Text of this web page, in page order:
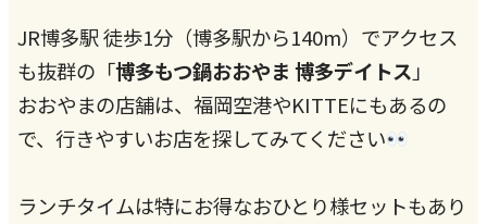
JR博多駅 徒歩1分（博多駅から140m）でアクセス
も抜群の「博多もつ鍋おおやま 博多デイトス 」
おおやまの店舗は、福岡空港やKITTEにもあるの
で、行きやすいお店を探してみてください
ランチタイムは特にお得なおひとり様セットもあり